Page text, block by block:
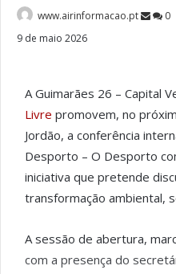
www.airinformacao.pt 0
9 de maio 2026
AGuimarães 26 – Capital
Livre promovem, no
Jordão, a conferência
Desporto – O Desporto
iniciativa que pretende
transformação ambiental,
A sessão de abertura,
com a presença do